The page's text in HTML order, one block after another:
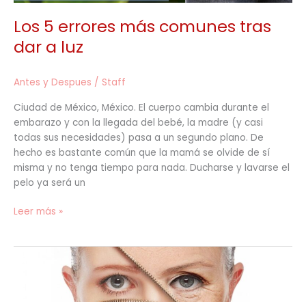
Los 5 errores más comunes tras
dar a luz
Antes y Despues / Staff
Ciudad de México, México. El cuerpo cambia durante el
embarazo y con la llegada del bebé, la madre (y casi
todas sus necesidades) pasa a un segundo plano. De
hecho es bastante común que la mamá se olvide de sí
misma y no tenga tiempo para nada. Ducharse y lavarse el
pelo ya será un
Leer más »